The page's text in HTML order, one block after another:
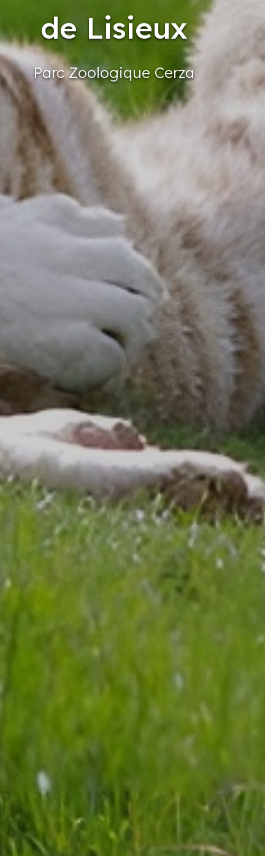
de Lisieux
Parc Zoologique Cerza